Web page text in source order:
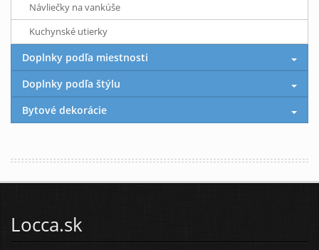
Návliečky na vankúše
Kuchynské utierky
Doplnky podľa miestnosti
Doplnky podľa štýlu
Bytové dekorácie
Locca.sk